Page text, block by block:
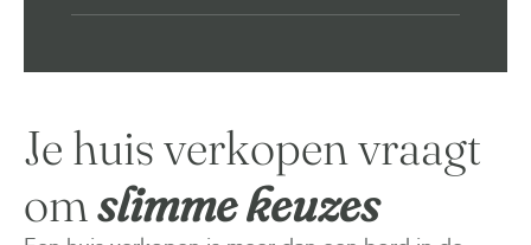
Je huis verkopen vraagt
omslimme keuzes